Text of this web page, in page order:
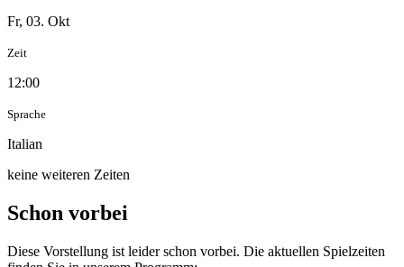
Fr, 03. Okt
Zeit
12:00
Sprache
Italian
keine weiteren Zeiten
Schon vorbei
Diese Vorstellung ist leider schon vorbei. Die aktuellen Spielzeiten